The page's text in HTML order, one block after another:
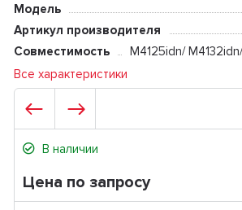
Модель
Артикул производителя
Совместимость
M4125idn/
Все характеристики
В наличии
Цена по запросу